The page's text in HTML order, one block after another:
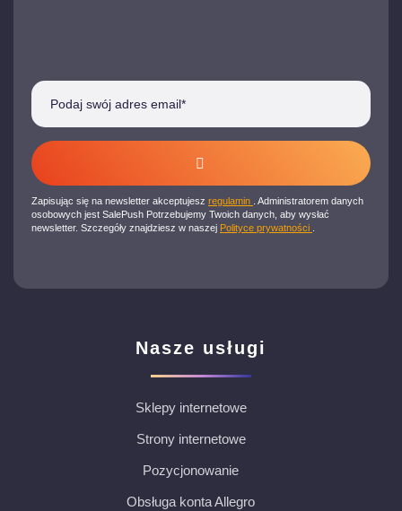
Zapisując się na newsletter akceptujesz regulamin
. Administratorem danych
osobowych jest SalePush Potrzebujemy Twoich danych, aby wysłać
newsletter. Szczegóły znajdziesz w naszej Polityce prywatności
Nasze usługi
Sklepy internetowe
Strony internetowe
Pozycjonowanie
Obsługa konta Allegro